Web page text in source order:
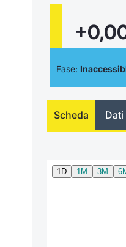
Fase:
Scheda